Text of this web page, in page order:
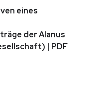
eines
der Alanus
| PDF